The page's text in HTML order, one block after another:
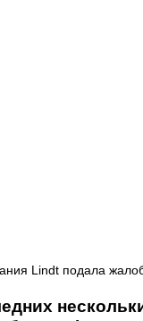
Lindt подала